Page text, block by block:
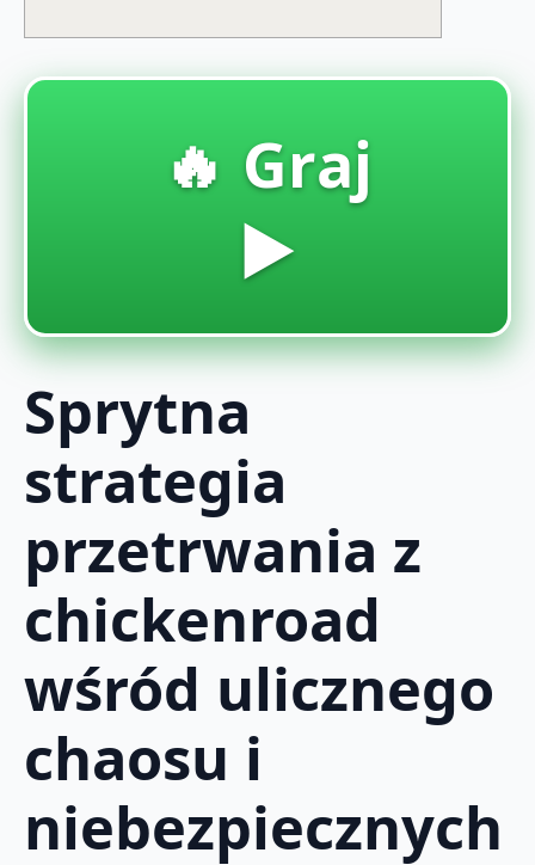
🔥 Graj
▶️
Sprytna
strategia
przetrwania z
chickenroad
wśród ulicznego
chaosu i
niebezpiecznych